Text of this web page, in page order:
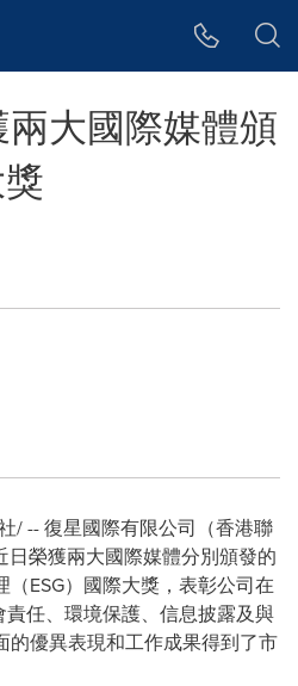
大國際媒體頒
/ -- 復星國際有限公司（香港聯
榮獲兩大國際媒體分別頒發的
ESG）國際大獎，表彰公司在
責任、環境保護、信息披露及與
的優異表現和工作成果得到了市